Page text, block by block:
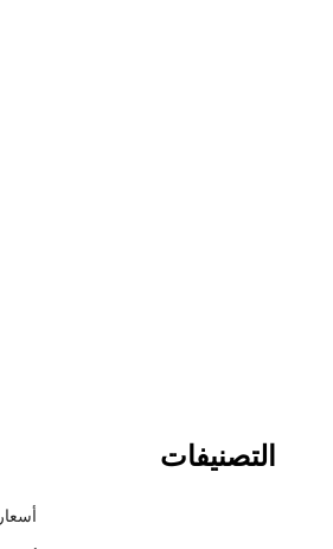
التصنيفات